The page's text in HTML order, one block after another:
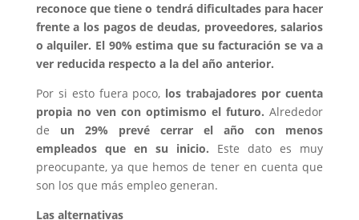
reconoce que tiene o tendrá dificultades para hacer
frente a los pagos de deudas, proveedores, salarios
o alquiler. El 90% estima que su facturación se va a
ver reducida respecto a la del año anterior.
Por si esto fuera poco, los trabajadores por cuenta
propia no ven con optimismo el futuro. Alrededor
de un 29% prevé cerrar el año con menos
empleados que en su inicio. Este dato es muy
preocupante, ya que hemos de tener en cuenta que
son los que más empleo generan.
Las alternativas